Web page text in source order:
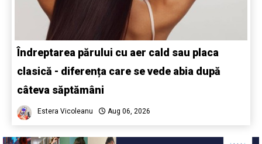
Îndreptarea părului cu aer cald sau placa
clasică - diferența care se vede abia după
câteva săptămâni
Estera Vicoleanu Aug 06, 2026